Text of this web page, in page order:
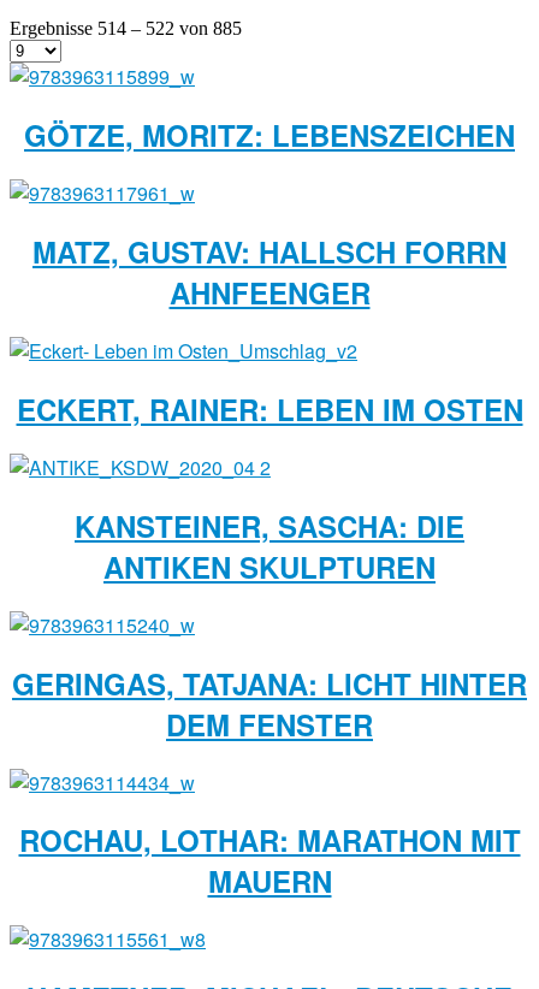
Ergebnisse 514 – 522 von 885
GÖTZE, MORITZ: LEBENSZEICHEN
MATZ, GUSTAV: HALLSCH FORRN
AHNFEENGER
ECKERT, RAINER: LEBEN IM OSTEN
KANSTEINER, SASCHA: DIE
ANTIKEN SKULPTUREN
GERINGAS, TATJANA: LICHT HINTER
DEM FENSTER
ROCHAU, LOTHAR: MARATHON MIT
MAUERN